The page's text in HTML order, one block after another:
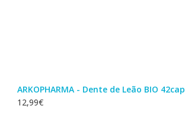
ARKOPHARMA - Dente de Leão BIO 42cap
12,99€